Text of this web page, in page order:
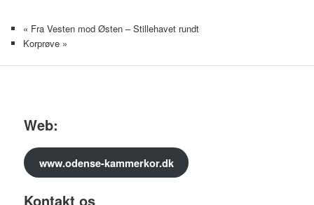
« Fra Vesten mod Østen – Stillehavet rundt
Korprøve »
Web:
www.odense-kammerkor.dk
Kontakt os